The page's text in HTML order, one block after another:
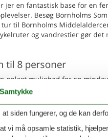
jer en fantastisk base for en
Besøg Bornholms
til Bornholms
og vandrestier gør
til 8 personer
oplagt mulighed for en
eller tage på vandreture i
Bornholm er en populær
og se frem til en ferie fuld af
Samtykke
siden fungerer, og de kan
vi må opsamle statistik,